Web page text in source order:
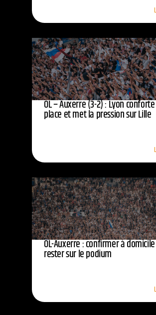
OL – Auxerre (3-2) : Lyon
place et met la pression sur Lille
OL-Auxerre : confirmer à
rester sur le podium